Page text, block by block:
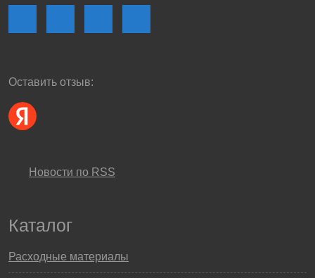
Оставить отзыв:
Новости по RSS
Каталог
Расходные материалы